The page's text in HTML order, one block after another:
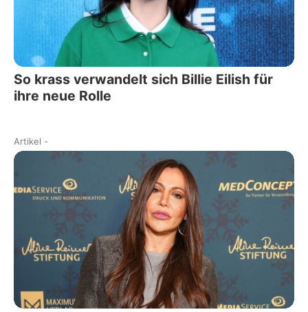
So krass verwandelt sich Billie Eilish für
ihre neue Rolle
Artikel -